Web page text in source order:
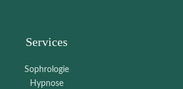
Services
Sophrologie
Hypnose